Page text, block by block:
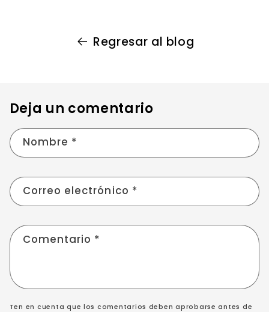
Regresar al blog
Deja un comentario
Nombre *
Correo electrónico *
Comentario *
Ten en cuenta que los comentarios deben aprobarse antes de